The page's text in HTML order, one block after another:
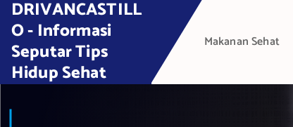
DRIVANCASTILL
O - Informasi
Seputar Tips
Hidup Sehat
Makanan Sehat